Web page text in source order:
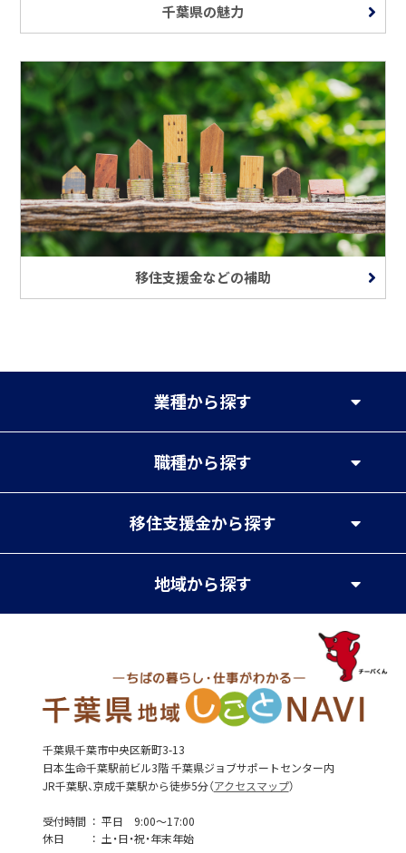
千葉県の魅力
移住支援金などの補助
業種から探す
職種から探す
移住支援金から探す
地域から探す
千葉県千葉市中央区新町3-13
日本生命千葉駅前ビル3階 千葉県ジョブサポートセンター内
JR千葉駅、京成千葉駅から徒歩5分（アクセスマップ）
受付時間
平日 9:00～17:00
休日
土・日・祝・年末年始